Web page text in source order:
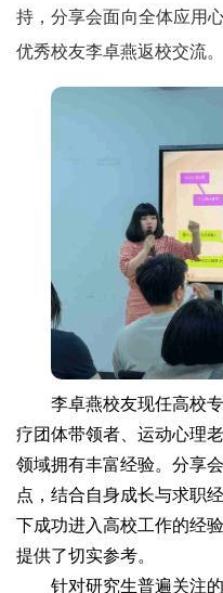
持 ，分享会面向全体应用
优秀校友李卓燕返校交流。
李卓燕校友现任高校
疗团体带领者、运动心理
领域拥有丰富经验。分享
点，结合自身成长与求职
下成功进入高校工作的经
提供了切实参考。
针对研究生普遍关注